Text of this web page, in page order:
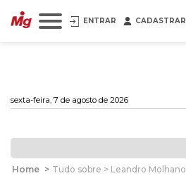
ENTRAR CADASTRAR
sexta-feira, 7 de agosto de 2026
Home > Tudo sobre > Leandro Molhano